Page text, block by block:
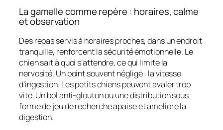
La gamelle comme repère : horaires, calme
et observation
Des repas servis à horaires proches, dans un endroit
tranquille, renforcent la sécurité émotionnelle. Le
chien sait à quoi s’attendre, ce qui limite la
nervosité. Un point souvent négligé : la vitesse
d’ingestion. Les petits chiens peuvent avaler trop
vite. Un bol anti-glouton ou une distribution sous
forme de jeu de recherche apaise et améliore la
digestion.